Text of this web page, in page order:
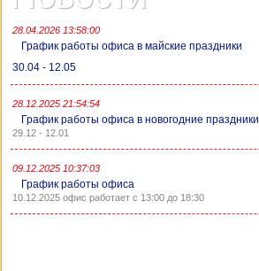
28.04.2026 13:58:00
График работы офиса в майские праздники
30.04 - 12.05
28.12.2025 21:54:54
График работы офиса в новогодние праздники
29.12 - 12.01
09.12.2025 10:37:03
График работы офиса
10.12.2025 офис работает с 13:00 до 18:30